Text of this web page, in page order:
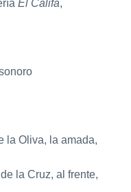
El Califa,
la Oliva, la amada,
la Cruz, al frente,